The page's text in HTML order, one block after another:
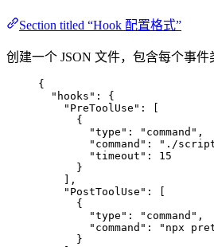
Section titled “Hook 配置格式”
创建一个 JSON 文件，包含每个事件
{
"hooks" : {
"PreToolUse" : [
{
"type" : " command " ,
"command" : " ./
"timeout" : 15
}
],
"PostToolUse" : [
{
"type" : " command " ,
"command" : " npx
}